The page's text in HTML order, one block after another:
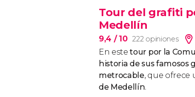
Tour del grafiti
Medellín
9,4 / 10 222 opiniones
En estetour por la
historia de sus famosos
metrocable, que ofrece
de Medellín.